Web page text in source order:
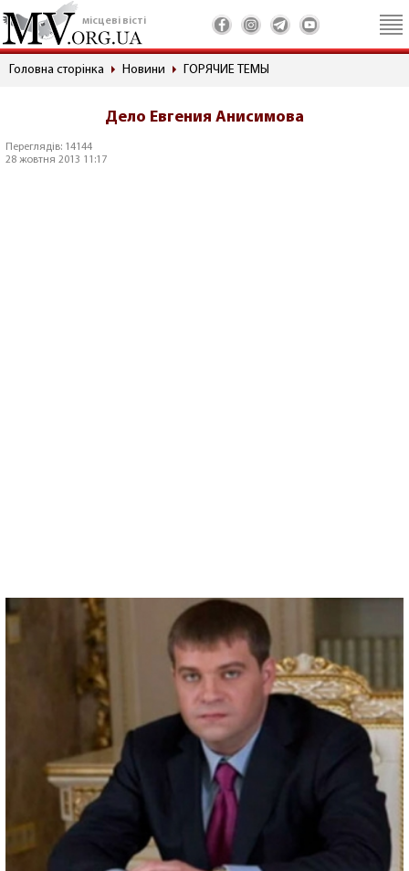
місцеві вісті
Головна сторінка Новини ГОРЯЧИЕ ТЕМЫ
Дело Евгения Анисимова
Переглядів: 14144
28 жовтня 2013 11:17